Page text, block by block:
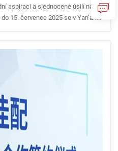
aspiraci a sjednocené úsilí nás
15. července 2025 se v Yan’anu